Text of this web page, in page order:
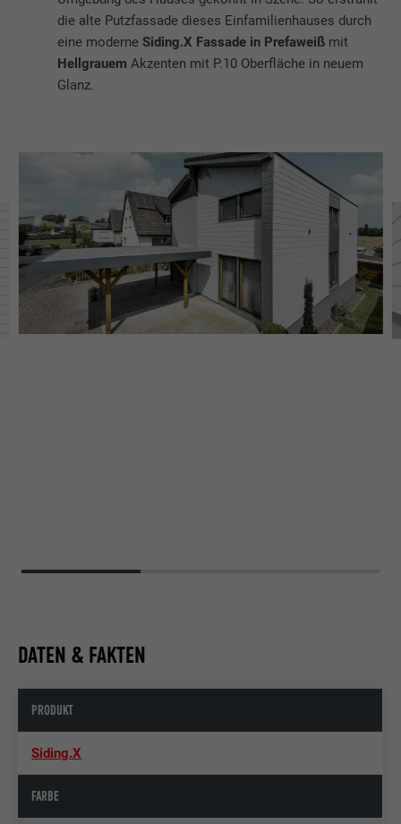
die alte Putzfassade dieses Einfamilienhauses durch
eine moderneSiding.X Fassade in Prefaweiß mit
HellgrauemAkzenten mit P.10 Oberfläche in neuem
Glanz.
DATEN & FAKTEN
PRODUKT
Siding.X
FARBE